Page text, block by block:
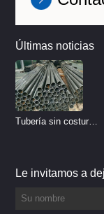
Últimas noticias
Tubería sin costura
costura
Le invitamos a